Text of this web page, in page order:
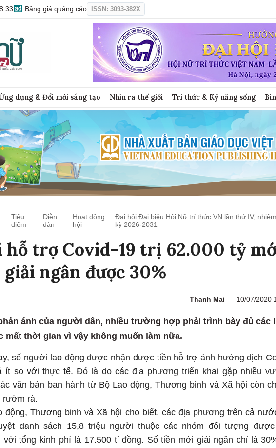
Bảng giá quảng cáo ISSN: 3093-382X
dụng & Đổi mới sáng tạo Nhìn ra thế giới Tri thức & Kỹ năng sống
Tiêu
điểm
Diễn
đàn
Hoạt động
hội
Đại hội Đại biểu Hội Nữ trí thức VN lần thứ IV, nhiệm
kỳ 2026-2031
hỗ trợ Covid-19 trị 62.000 tỷ
ngân được 30%
Thanh Mai 10/07/2020
ánh của người dân, nhiều trường hợp phải trình bày đủ các
mất thời gian vì vậy không muốn làm nữa.
số người lao động được nhận được tiền hỗ trợ ảnh hưởng dịch
ít so với thực tế. Đó là do các địa phương triển khai gặp nhiều
văn bản ban hành từ Bộ Lao động, Thương binh và Xã hội còn
rườm rà.
động, Thương binh và Xã hội cho biết, các địa phương trên cả
danh sách 15,8 triệu người thuộc các nhóm đối tượng
với tổng kinh phí là 17.500 tỉ đồng. Số tiền mới giải ngân chỉ là